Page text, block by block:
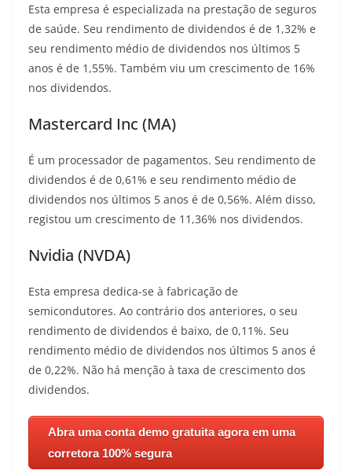
Esta empresa é especializada na prestação de seguros
de saúde. Seu rendimento de dividendos é de 1,32% e
seu rendimento médio de dividendos nos últimos 5
anos é de 1,55%. Também viu um crescimento de 16%
nos dividendos.
Mastercard Inc (MA)
É um processador de pagamentos. Seu rendimento de
dividendos é de 0,61% e seu rendimento médio de
dividendos nos últimos 5 anos é de 0,56%. Além disso,
registou um crescimento de 11,36% nos dividendos.
Nvidia (NVDA)
Esta empresa dedica-se à fabricação de
semicondutores. Ao contrário dos anteriores, o seu
rendimento de dividendos é baixo, de 0,11%. Seu
rendimento médio de dividendos nos últimos 5 anos é
de 0,22%. Não há menção à taxa de crescimento dos
dividendos.
Abra uma conta demo gratuita agora em uma
corretora 100% segura